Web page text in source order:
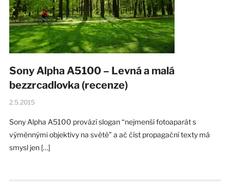
Sony Alpha A5100 – Levná a malá
bezzrcadlovka (recenze)
2.5.2015
Sony Alpha A5100 provází slogan “nejmenší fotoaparát s
výměnnými objektivy na světě” a ač číst propagační texty má
smysl jen […]